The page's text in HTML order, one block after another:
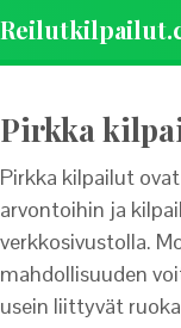
Pirkka
Pirkka kilpailut
arvontoihin ja
verkkosivustolla.
mahdollisuuden
usein liittyvät